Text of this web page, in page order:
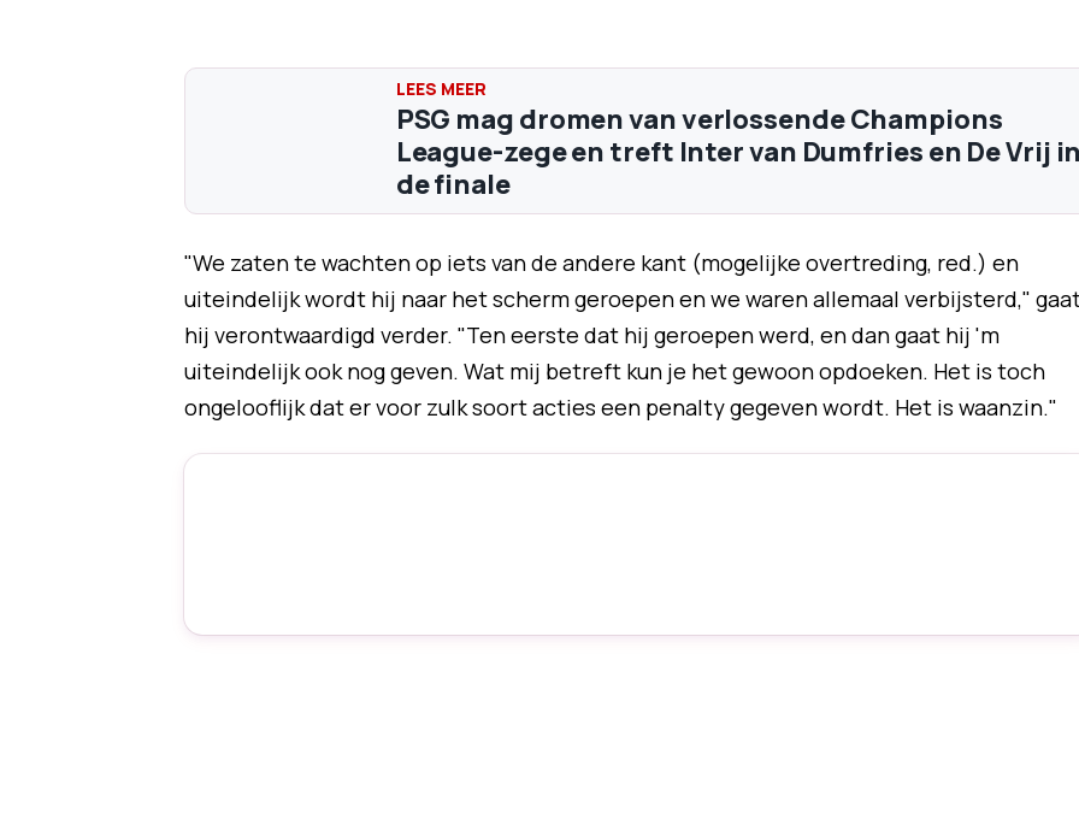
PSG mag dromen van verlossende Champions
League-zege en treft Inter van Dumfries en De Vrij
de finale
"We zaten te wachten op iets van de andere kant (mogelijke overtreding, red.) en
uiteindelijk wordt hij naar het scherm geroepen en we waren allemaal verbijsterd,"
hij verontwaardigd verder. "Ten eerste dat hij geroepen werd, en dan gaat hij 'm
uiteindelijk ook nog geven. Wat mij betreft kun je het gewoon opdoeken. Het is toch
ongelooflijk dat er voor zulk soort acties een penalty gegeven wordt. Het is waanzin."